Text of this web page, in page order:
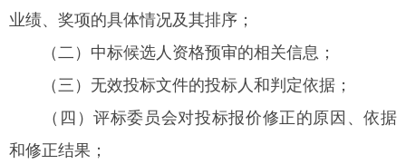
业绩、奖项的具体情况及其排序；
（二）中标候选人资格预审的相关信息；
（三）无效投标文件的投标人和判定依据；
（四）评标委员会对投标报价修正的原因、依据
和修正结果；